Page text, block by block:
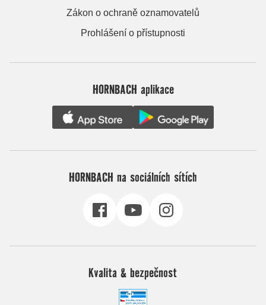
Zákon o ochraně oznamovatelů
Prohlášení o přístupnosti
HORNBACH aplikace
HORNBACH na sociálních sítích
Kvalita & bezpečnost